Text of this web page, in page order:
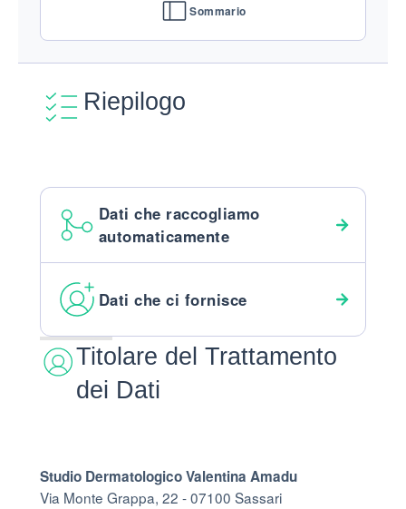
Sommario
Riepilogo
Dati che raccogliamo
automaticamente
Dati che ci fornisce
Titolare del Trattamento
dei Dati
Studio Dermatologico Valentina Amadu
Via Monte Grappa, 22 - 07100 Sassari